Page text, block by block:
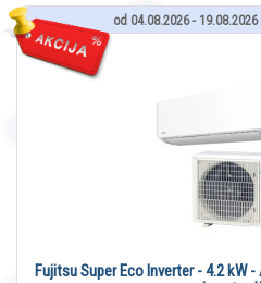
od 04.08.2026 - 19.08.2026
Fujitsu Super Eco Inverter - 4.2 kW